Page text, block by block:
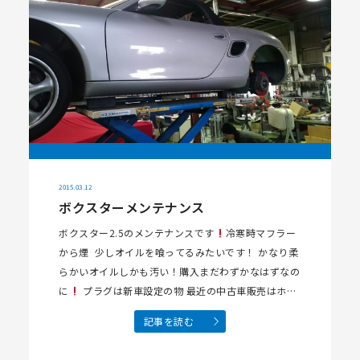
2015.03.12
ボクスターメンテナンス
ボクスター2.5のメンテナンスです
冷寒時マフラー
から煙 少しオイルを喰ってるみたいです！ かなり柔
らかいオイルしかも汚い！購入まだわずかなはずなの
に
トに売るだけなんだね⁉…
記事を読む